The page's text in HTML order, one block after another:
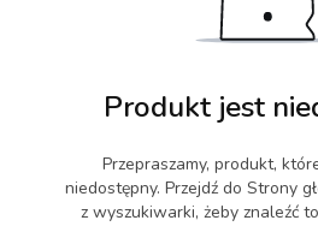
Produkt jest
Przepraszamy, produkt,
niedostępny. Przejdź do Strony
z wyszukiwarki, żeby znaleźć